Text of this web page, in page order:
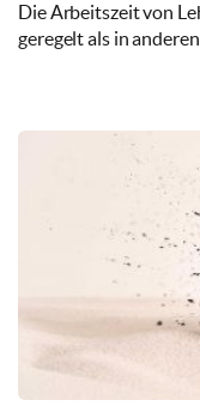
Die Arbeitszeit von
geregelt als in